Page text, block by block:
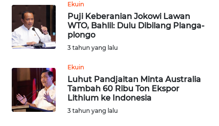
Ekuin
Puji Keberanian Jokowi Lawan
WTO, Bahlil: Dulu Dibilang Planga-
plongo
3 tahun yang lalu
Ekuin
Luhut Pandjaitan Minta Australia
Tambah 60 Ribu Ton Ekspor
Lithium ke Indonesia
3 tahun yang lalu
WN
MALUKU
DAIRI